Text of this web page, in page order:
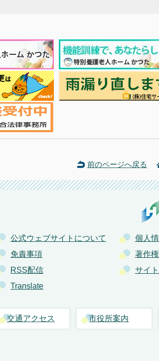
前のページへ戻る
公式ウェブサイトについて
個人
免責事項
著作
RSS配信
サイ
Translate
交通アクセス 市役所案内